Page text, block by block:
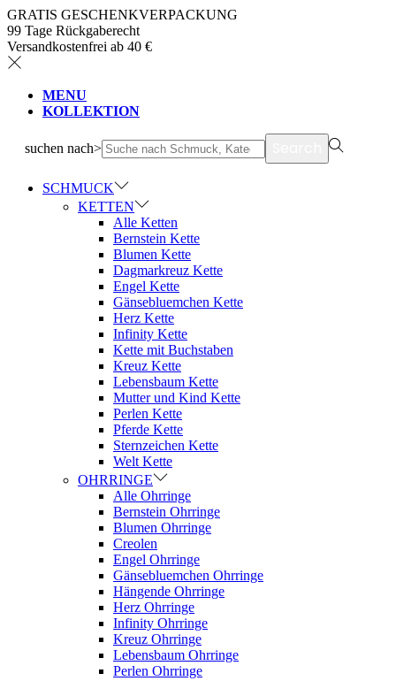
GRATIS GESCHENKVERPACKUNG
99 Tage Rückgaberecht
Versandkostenfrei ab 40 €
MENU
KOLLEKTION
suchen nach>
SCHMUCK
KETTEN
Alle Ketten
Bernstein Kette
Blumen Kette
Dagmarkreuz Kette
Engel Kette
Gänsebluemchen Kette
Herz Kette
Infinity Kette
Kette mit Buchstaben
Kreuz Kette
Lebensbaum Kette
Mutter und Kind Kette
Perlen Kette
Pferde Kette
Sternzeichen Kette
Welt Kette
OHRRINGE
Alle Ohrringe
Bernstein Ohrringe
Blumen Ohrringe
Creolen
Engel Ohrringe
Gänsebluemchen Ohrringe
Hängende Ohrringe
Herz Ohrringe
Infinity Ohrringe
Kreuz Ohrringe
Lebensbaum Ohrringe
Perlen Ohrringe